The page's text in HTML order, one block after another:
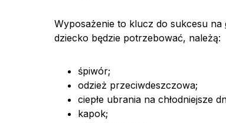
Wyposażenie to klucz do sukcesu na
dziecko będzie potrzebować, należą:
śpiwór;
odzież przeciwdeszczowa;
ciepłe ubrania na chłodniejsze
kapok;